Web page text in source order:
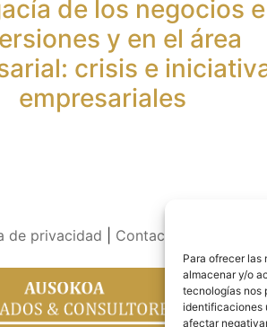
Para ofrecer las
almacenar y/o
tecnologías nos
identificaciones
afectar
de los negocios e
y en el área
crisis e
empresariales
de privacidad Contacto